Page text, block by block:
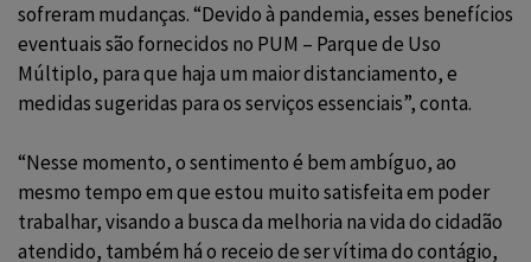
sofreram mudanças. “Devido à pandemia, esses benefícios
eventuais são fornecidos no PUM – Parque de Uso
Múltiplo, para que haja um maior distanciamento, e
medidas sugeridas para os serviços essenciais”, conta.
“Nesse momento, o sentimento é bem ambíguo, ao
mesmo tempo em que estou muito satisfeita em poder
trabalhar, visando a busca da melhoria na vida do cidadão
atendido, também há o receio de ser vítima do contágio,